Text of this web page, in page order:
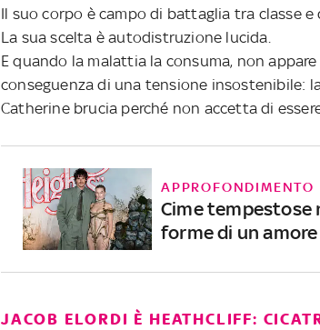
Il suo corpo è campo di battaglia tra classe e
La sua scelta è autodistruzione lucida.
E quando la malattia la consuma, non
conseguenza di una tensione insostenibile:
Catherine brucia perché non accetta di
APPROFONDIMENTO
Cime
forme di un
JACOB ELORDI È HEATHCLIFF: